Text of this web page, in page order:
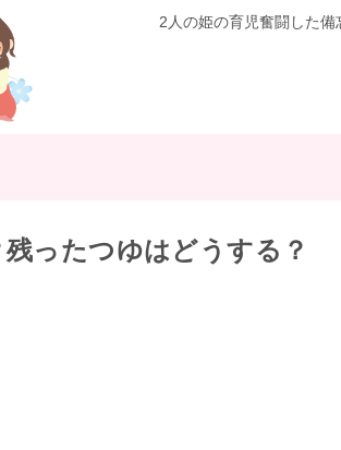
2人の姫の育児奮闘した
ったつゆはどうする？